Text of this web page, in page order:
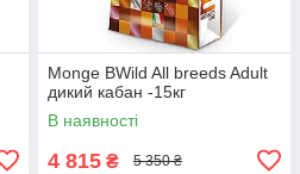
Monge BWild All breeds Adult
дикий кабан -15кг
В наявності
4 815 ₴ 5 350 ₴